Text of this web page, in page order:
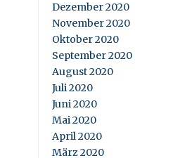
Dezember 2020
November 2020
Oktober 2020
September 2020
August 2020
Juli 2020
Juni 2020
Mai 2020
April 2020
März 2020